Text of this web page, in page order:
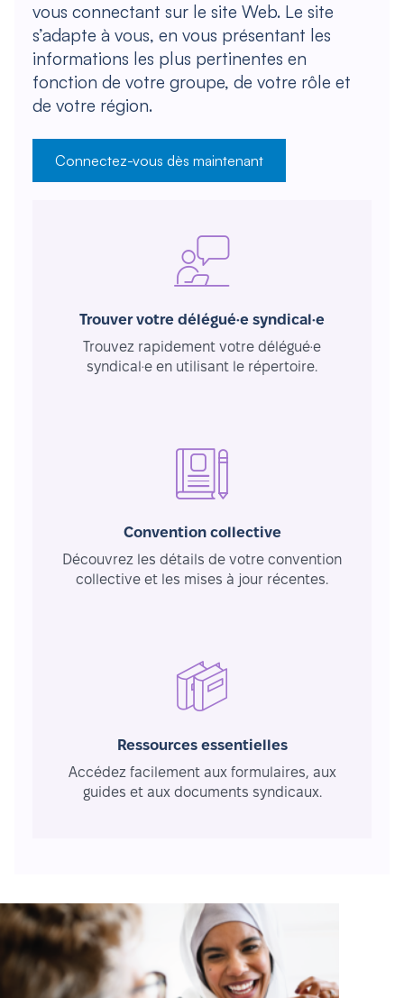
vous connectant sur le site Web. Le site
s’adapte à vous, en vous présentant les
informations les plus pertinentes en
fonction de votre groupe, de votre rôle et
de votre région.
Connectez-vous dès maintenant
Trouver votre délégué·e syndical·e
Trouvez rapidement votre délégué·e
syndical·e en utilisant le répertoire.
Convention collective
Découvrez les détails de votre convention
collective et les mises à jour récentes.
Ressources essentielles
Accédez facilement aux formulaires, aux
guides et aux documents syndicaux.